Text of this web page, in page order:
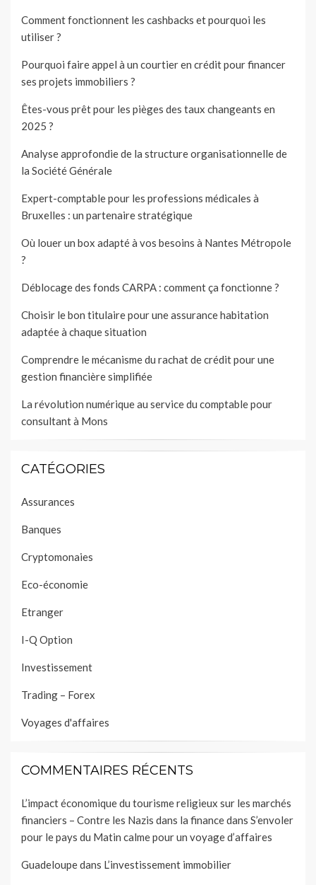
Comment fonctionnent les cashbacks et pourquoi les
utiliser ?
Pourquoi faire appel à un courtier en crédit pour financer
ses projets immobiliers ?
Êtes-vous prêt pour les pièges des taux changeants en
2025 ?
Analyse approfondie de la structure organisationnelle de
la Société Générale
Expert-comptable pour les professions médicales à
Bruxelles : un partenaire stratégique
Où louer un box adapté à vos besoins à Nantes Métropole
?
Déblocage des fonds CARPA : comment ça fonctionne ?
Choisir le bon titulaire pour une assurance habitation
adaptée à chaque situation
Comprendre le mécanisme du rachat de crédit pour une
gestion financière simplifiée
La révolution numérique au service du comptable pour
consultant à Mons
CATÉGORIES
Assurances
Banques
Cryptomonaies
Eco-économie
Etranger
I-Q Option
Investissement
Trading – Forex
Voyages d'affaires
COMMENTAIRES RÉCENTS
L’impact économique du tourisme religieux sur les marchés
financiers – Contre les Nazis dans la financedans S’envoler
pour le pays du Matin calme pour un voyage d’affaires
Guadeloupedans L’investissement immobilier